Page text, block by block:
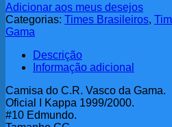
Adicionar aos meus desejos
Categorias: Times Brasileiros,
Gama
Descrição
Informação adicional
Camisa do C.R. Vasco da Gama.
Oficial I Kappa 1999/2000.
#10 Edmundo.